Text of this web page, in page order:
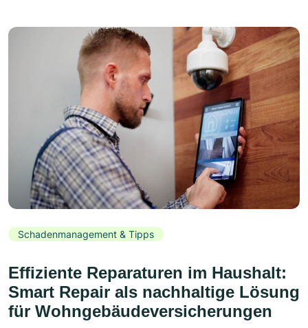
Schadenmanagement & Tipps
Effiziente Reparaturen im Haushalt:
Smart Repair als nachhaltige Lösung
für Wohngebäudeversicherungen